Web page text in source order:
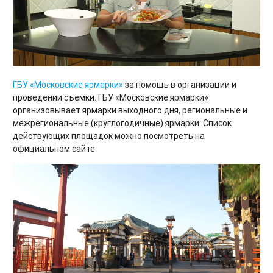
ГБУ «Московские ярмарки» за помощь в организации и
проведении съемки. ГБУ «Московские ярмарки»
организовывает ярмарки выходного дня, региональные и
межрегиональные (круглогодичные) ярмарки. Список
действующих площадок можно посмотреть на
официальном сайте.